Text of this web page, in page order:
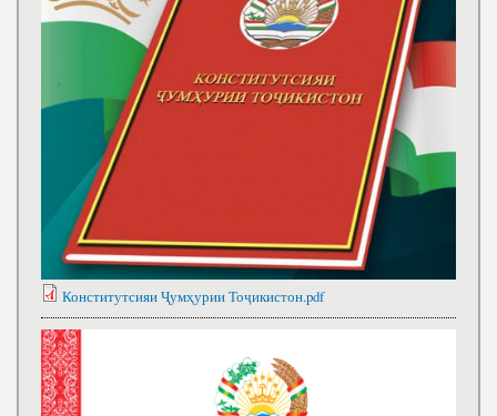
Конститутсияи Ҷумҳурии Тоҷикистон.pdf